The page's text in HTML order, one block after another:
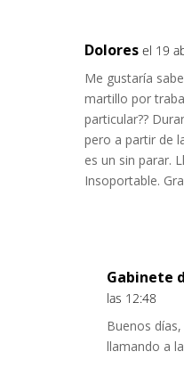
Dolores el 19
Me gustaría
martillo por
particular??
pero a partir de
es un sin parar.
Insoportable.
Gabinete
las 12:48
Buenos
llamando a